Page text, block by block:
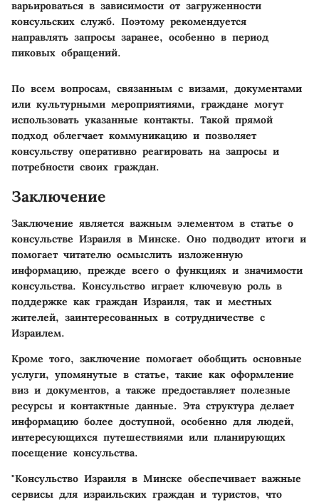
варьироваться в зависимости от загруженности
консульских служб. Поэтому рекомендуется
направлять запросы заранее, особенно в период
пиковых обращений.
По всем вопросам, связанным с визами, документами
или культурными мероприятиями, граждане могут
использовать указанные контакты. Такой прямой
подход облегчает коммуникацию и позволяет
консульству оперативно реагировать на запросы и
потребности своих граждан.
Заключение
Заключение является важным элементом в статье о
консульстве Израиля в Минске. Оно подводит итоги и
помогает читателю осмыслить изложенную
информацию, прежде всего о функциях и значимости
консульства. Консульство играет ключевую роль в
поддержке как граждан Израиля, так и местных
жителей, заинтересованных в сотрудничестве с
Израилем.
Кроме того, заключение помогает обобщить основные
услуги, упомянутые в статье, такие как оформление
виз и документов, а также предоставляет полезные
ресурсы и контактные данные. Эта структура делает
информацию более доступной, особенно для людей,
интересующихся путешествиями или планирующих
посещение консульства.
"Консульство Израиля в Минске обеспечивает важные
сервисы для израильских граждан и туристов, что